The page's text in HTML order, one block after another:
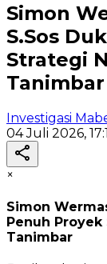
Simon
S.Sos
Strategi
Tanimbar
Investigasi
04 Juli 2026,
×
Simon
Penuh
Tanimbar